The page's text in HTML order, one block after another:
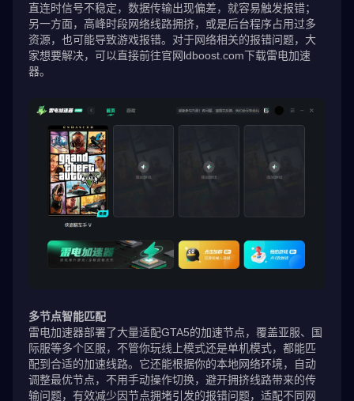
直连时信号不稳定，数据传输出现偏差，就容易触发报错；
另一方面，高峰时段网络线路拥挤，或是后台程序占用过多
资源，也可能导致游戏报错。对于网络相关的报错问题，大
家想要解决，可以直接前往官网ldboost.com下载雷电加速
器。
多节点智能匹配
雷电加速器部署了大量适配GTA5的加速节点，覆盖亚服、国
际服等多个区服，不管你玩线上模式还是单机模式，都能匹
配到合适的加速线路。它还能根据你的本地网络环境，自动
调整最优节点，不用手动操作切换，避开拥挤线路带来的传
输问题，有效减少因节点拥堵引发的报错问题，适配不同网